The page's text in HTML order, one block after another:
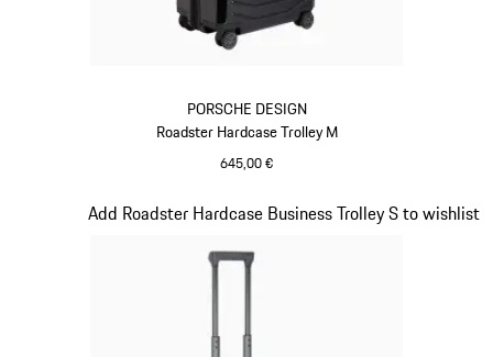
PORSCHE DESIGN
Roadster Hardcase Trolley M
645,00 €
Add Roadster Hardcase Business Trolley S to wishlist
Diapositive 12 sur 20